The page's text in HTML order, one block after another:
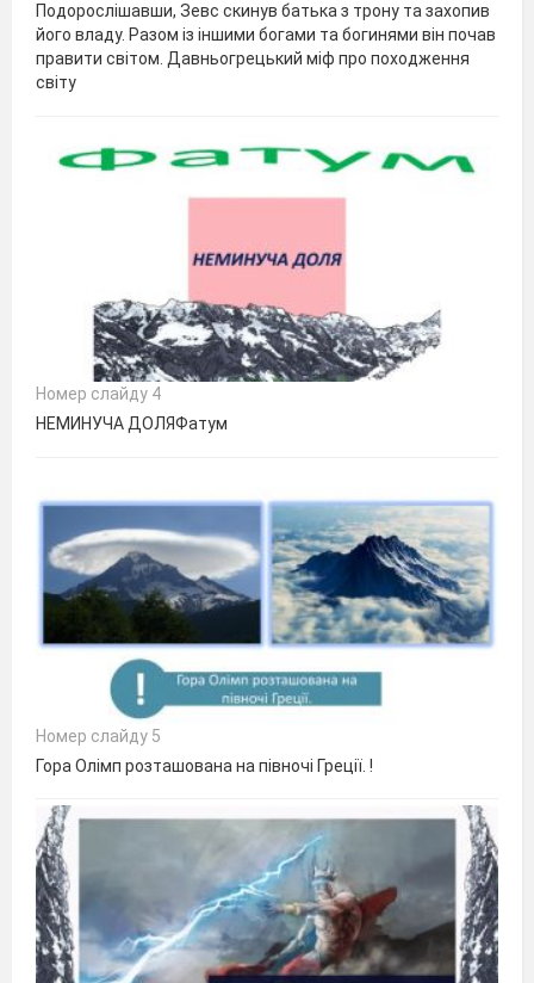
Подорослішавши, Зевс скинув батька з трону та захопив
його владу. Разом із іншими богами та богинями він почав
правити світом. Давньогрецький міф про походження
світу
Номер слайду 4
НЕМИНУЧА ДОЛЯФатум
Номер слайду 5
Гора Олімп розташована на півночі Греції. !